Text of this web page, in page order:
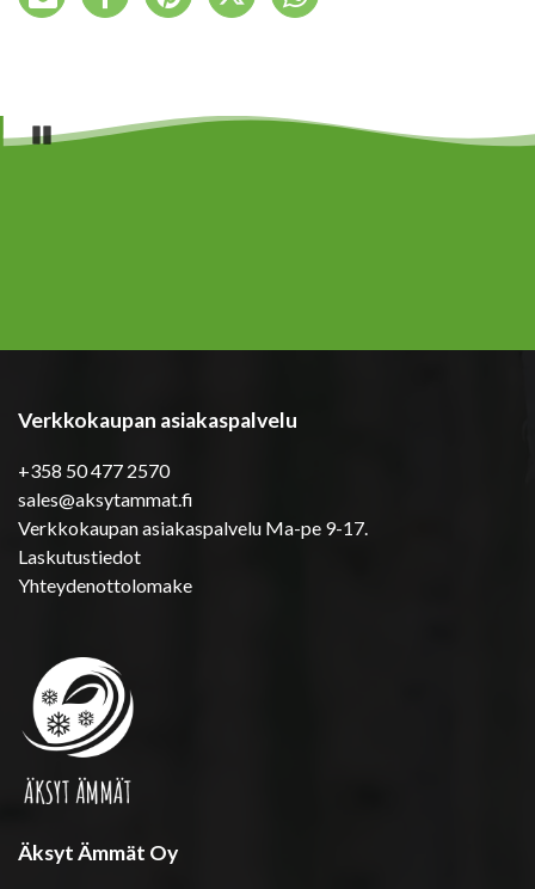
Pause
Verkkokaupan asiakaspalvelu
+358 50 477 2570
sales@aksytammat.fi
Verkkokaupan asiakaspalvelu Ma-pe 9-17.
Laskutustiedot
Yhteydenottolomake
Äksyt Ämmät Oy